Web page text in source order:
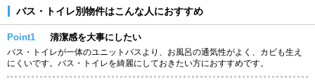
バス・トイレ別物件はこんな人におすすめ
Point1 清潔感を大事にしたい
バス・トイレが一体のユニットバスより、お風呂の通気性がよく、カビも生え
にくいです。バス・トイレを綺麗にしておきたい方におすすめです。